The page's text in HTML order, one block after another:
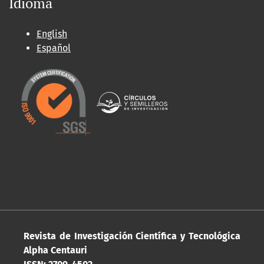
English
Español
Revista de Investigación Científica y Tecnológica
Alpha Centauri